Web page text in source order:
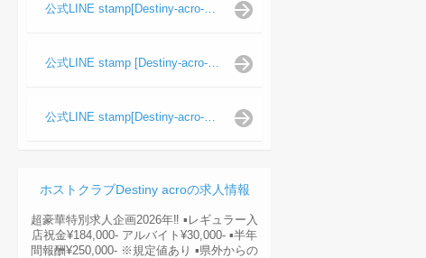
公式LINE stamp[Destiny-acro-日向よし代表代行]
公式LINE stamp [Destiny-acro-波旬]
公式LINE stamp[Destiny-acro-天照陽]
ホストクラブDestiny acroの求人情報
超豪華特別求人企画2026年‼︎ ▪️レギュラー入
店祝金¥184,000- アルバイト¥30,000- ▪️半年
間報酬¥250,000- ※規定値あり ▪️県外からの